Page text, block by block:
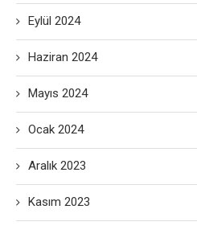
Eylül 2024
Haziran 2024
Mayıs 2024
Ocak 2024
Aralık 2023
Kasım 2023